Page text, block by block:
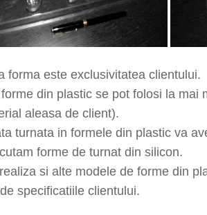
forma este exclusivitatea clientului.
din plastic se pot folosi la mai
aleasa de client).
turnata in formele din plastic va
forme de turnat din silicon.
si alte modele de forme din
specificatiile clientului.